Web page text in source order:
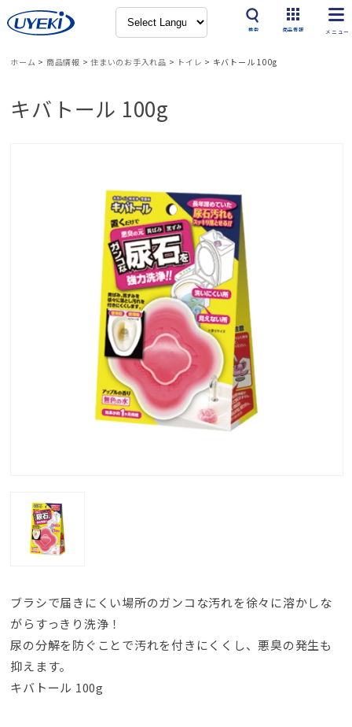
検索 商品情報
ホーム > 商品情報 >住まいのお手入れ品 > トイレ > キバトール 100g
キバトール 100g
ブラシで届きにくい場所のガンコな汚れを徐々に溶かしな
がらすっきり洗浄！
尿の分解を防ぐことで汚れを付きにくくし、悪臭の発生も
抑えます。
キバトール 100g